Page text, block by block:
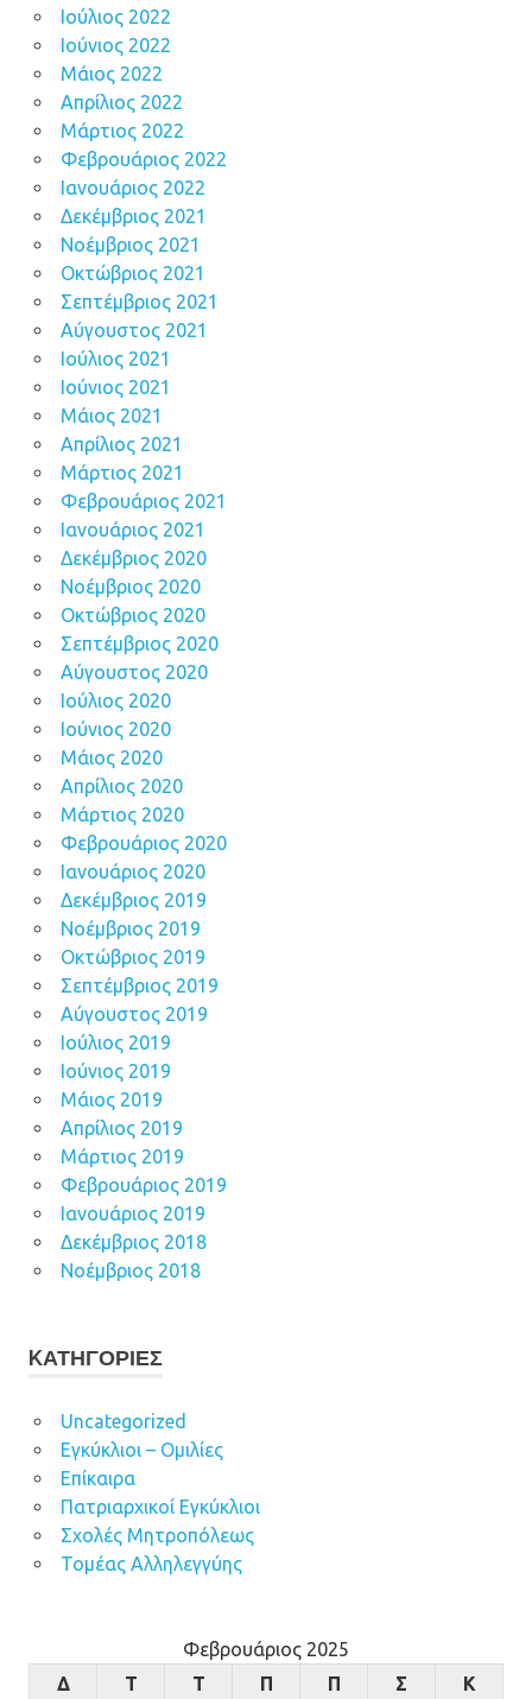
Ιούλιος 2022
Ιούνιος 2022
Μάιος 2022
Απρίλιος 2022
Μάρτιος 2022
Φεβρουάριος 2022
Ιανουάριος 2022
Δεκέμβριος 2021
Νοέμβριος 2021
Οκτώβριος 2021
Σεπτέμβριος 2021
Αύγουστος 2021
Ιούλιος 2021
Ιούνιος 2021
Μάιος 2021
Απρίλιος 2021
Μάρτιος 2021
Φεβρουάριος 2021
Ιανουάριος 2021
Δεκέμβριος 2020
Νοέμβριος 2020
Οκτώβριος 2020
Σεπτέμβριος 2020
Αύγουστος 2020
Ιούλιος 2020
Ιούνιος 2020
Μάιος 2020
Απρίλιος 2020
Μάρτιος 2020
Φεβρουάριος 2020
Ιανουάριος 2020
Δεκέμβριος 2019
Νοέμβριος 2019
Οκτώβριος 2019
Σεπτέμβριος 2019
Αύγουστος 2019
Ιούλιος 2019
Ιούνιος 2019
Μάιος 2019
Απρίλιος 2019
Μάρτιος 2019
Φεβρουάριος 2019
Ιανουάριος 2019
Δεκέμβριος 2018
Νοέμβριος 2018
KΑΤΗΓΟΡΊΕΣ
Uncategorized
Εγκύκλιοι – Ομιλίες
Επίκαιρα
Πατριαρχικοί Εγκύκλιοι
Σχολές Μητροπόλεως
Τομέας Αλληλεγγύης
Φεβρουάριος 2025
Δ
Τ Τ Π Π Σ Κ